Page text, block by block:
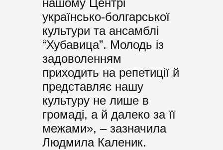
нашому Центрі
українсько-болгарської
культури та ансамблі
“Хубавица”. Молодь із
задоволенням
приходить на репетиції й
представляє нашу
культуру не лише в
громаді, а й далеко за її
межами», – зазначила
Людмила Каленик.